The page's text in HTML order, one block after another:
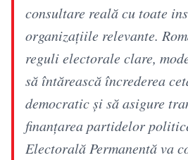
consultare reală cu toate
organizaţiile relevante.
reguli electorale clare,
să întărească încrederea
democratic şi să asigure
finanţarea partidelor
Electorală Permanentă va